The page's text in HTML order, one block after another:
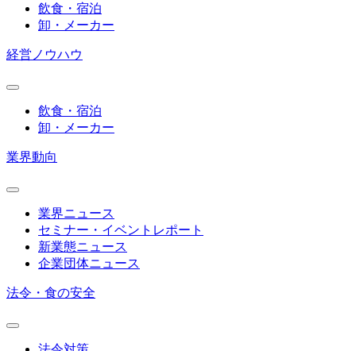
飲食・宿泊
卸・メーカー
経営ノウハウ
飲食・宿泊
卸・メーカー
業界動向
業界ニュース
セミナー・イベントレポート
新業態ニュース
企業団体ニュース
法令・食の安全